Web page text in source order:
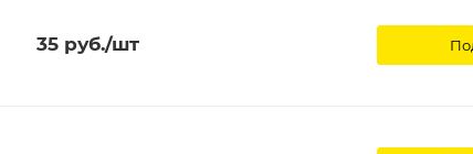
35руб./шт